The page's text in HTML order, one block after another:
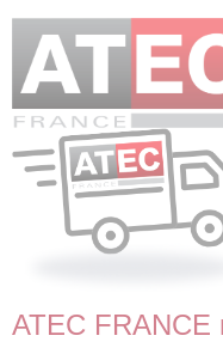
ATEC FRANCE